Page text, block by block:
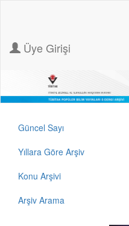
Üye Girişi
Güncel Sayı
Yıllara Göre Arşiv
Konu Arşivi
Arşiv Arama